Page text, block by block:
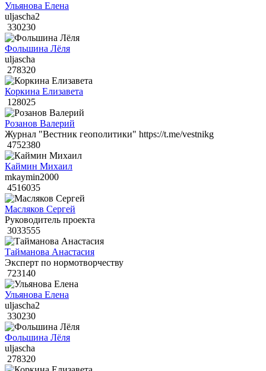
Ульянова Елена
uljascha2
330230
Фольшина Лёля
uljascha
278320
Коркина Елизавета
128025
Розанов Валерий
Журнал "Вестник геополитики" https://t.me/vestnikg
4752380
Каймин Михаил
mkaymin2000
4516035
Масляков Сергей
Руководитель проекта
3033555
Тайманова Анастасия
Эксперт по нормотворчеству
723140
Ульянова Елена
uljascha2
330230
Фольшина Лёля
uljascha
278320